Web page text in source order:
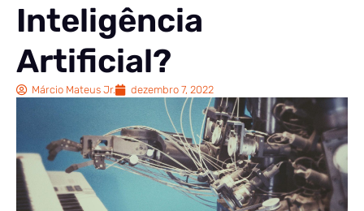
Inteligência
Artificial?
Márcio Mateus Jr. dezembro 7, 2022